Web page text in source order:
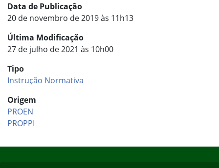
Data de Publicação
20 de novembro de 2019 às 11h13
Última Modificação
27 de julho de 2021 às 10h00
Tipo
Instrução Normativa
Origem
PROEN
PROPPI